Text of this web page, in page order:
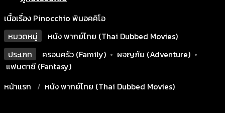
เนื้อเรื่อง Pinocchio พินอคคิโอ
หมวดหมู่
หนัง พากย์ไทย (Thai Dubbed Movies)
ประเภท
ครอบครัว (Family) • ผจญภัย (Adventure) •
แฟนตาซี (Fantasy)
หน้าแรก
หนัง พากย์ไทย (Thai Dubbed Movies)